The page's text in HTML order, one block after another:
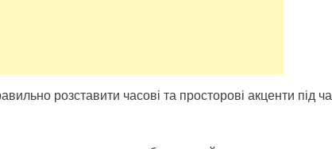
розставити часові та просторові акценти під